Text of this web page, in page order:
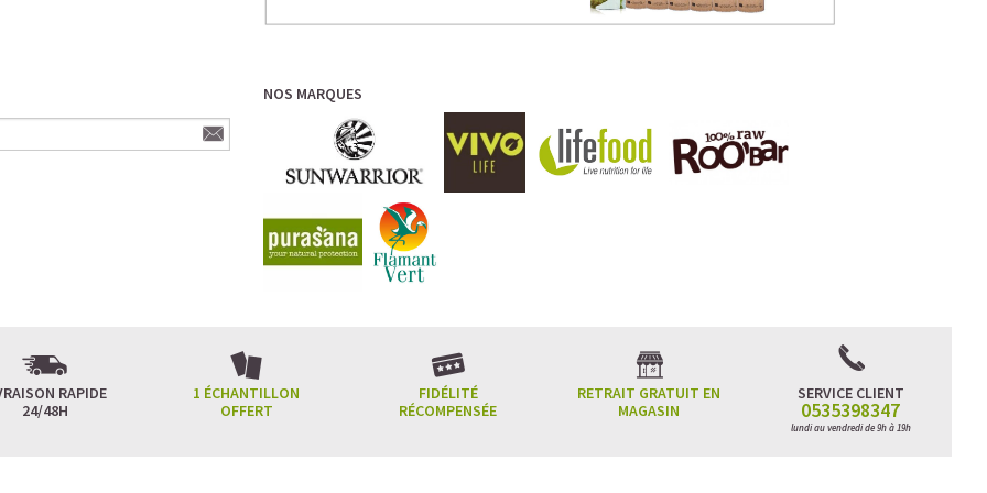
NOS MARQUES
RAPIDE
24/48H
1 ÉCHANTILLON
OFFERT
FIDÉLITÉ
RÉCOMPENSÉE
RETRAIT GRATUIT EN
MAGASIN
SERVICE CLIENT
0535398347
lundi au vendredi de 9h à 19h